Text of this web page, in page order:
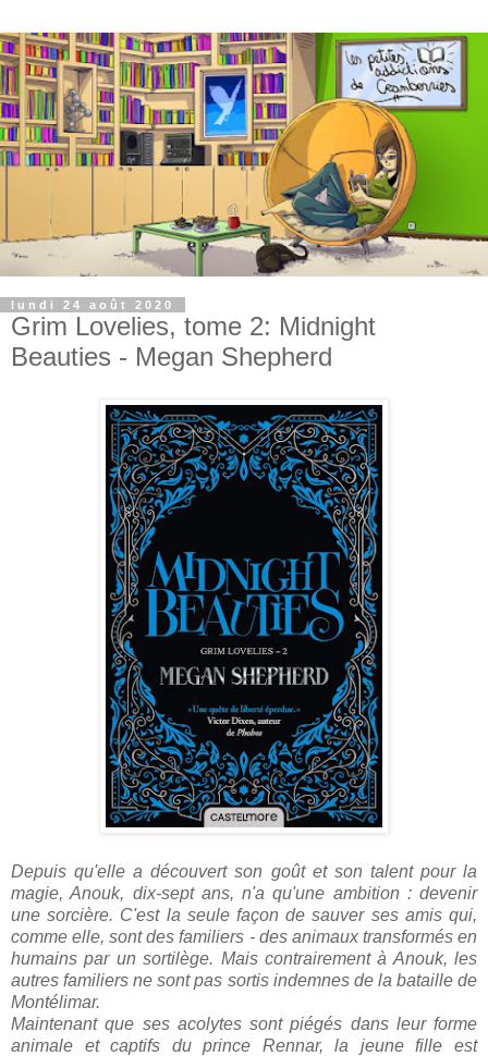
lundi 24 août 2020
Grim Lovelies, tome 2: Midnight
Beauties - Megan Shepherd
Depuis qu'elle a découvert son goût et son talent pour la
magie, Anouk, dix-sept ans, n'a qu'une ambition : devenir
une sorcière. C'est la seule façon de sauver ses amis qui,
comme elle, sont des familiers - des animaux transformés en
humains par un sortilège. Mais contrairement à Anouk, les
autres familiers ne sont pas sortis indemnes de la bataille de
Montélimar.
Maintenant que ses acolytes sont piégés dans leur forme
animale et captifs du prince Rennar, la jeune fille est